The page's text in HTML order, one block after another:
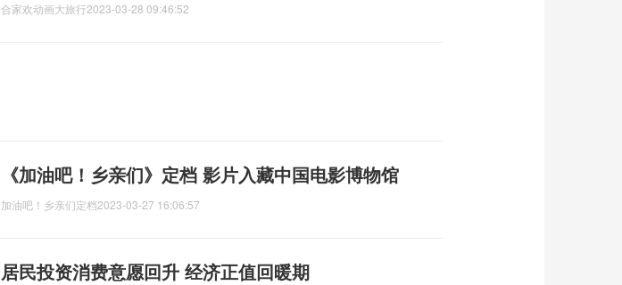
合家欢动画大旅行2023-03-28 09:46:52
《加油吧！乡亲们》定档 影片入藏中国电影博物馆
加油吧！乡亲们定档2023-03-27 16:06:57
居民投资消费意愿回升 经济正值回暖期